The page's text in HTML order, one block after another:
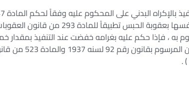
ثم حكم عليه بسبب الواقعة نفسها بعقوبة
به ، فإذا حكم عليه بغرامه خفضت عند التنفيذ
الإكراه البدني (